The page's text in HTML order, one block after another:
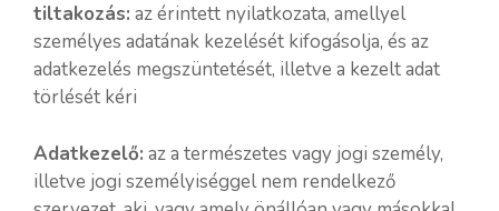
tiltakozás: az érintett nyilatkozata, amellyel
személyes adatának kezelését kifogásolja, és az
adatkezelés megszüntetését, illetve a kezelt adat
törlését kéri
Adatkezelő: az a természetes vagy jogi személy,
illetve jogi személyiséggel nem rendelkező